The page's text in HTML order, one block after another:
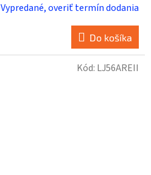
Vypredané, overiť termín dodania
Do košíka
Kód: LJ56AREII